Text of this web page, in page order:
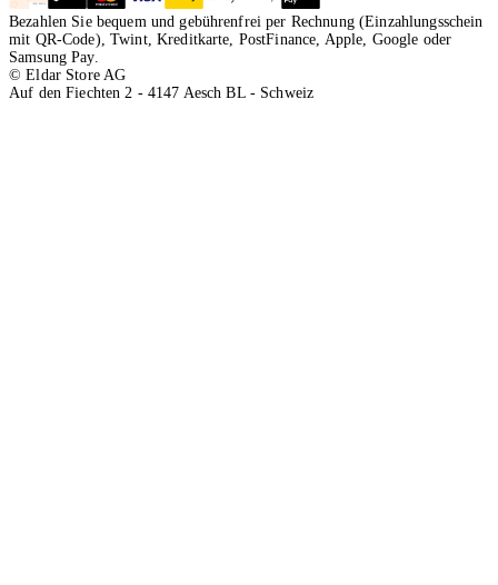
Bezahlen Sie bequem und gebührenfrei per Rechnung (Einzahlungsschein
mit QR-Code), Twint, Kreditkarte, PostFinance, Apple, Google oder
Samsung Pay.
© Eldar Store AG
Auf den Fiechten 2 - 4147 Aesch BL - Schweiz